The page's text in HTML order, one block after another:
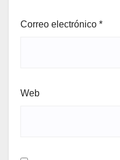
Correo electrónico *
Web